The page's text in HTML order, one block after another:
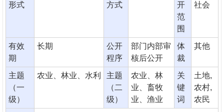
形式
方式
开
范
围
社会
有效
期
长期
公开
程序
部门内部审
核后公开
体
裁
其他
主题
（一
级）
农业、林业、水利
主题
（二
级）
农业、林
业、畜牧
业、渔业
关
键
词
土地,
农村,
农民